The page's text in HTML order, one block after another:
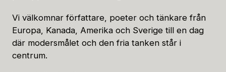
Vi välkomnar författare, poeter och tänkare från
Europa, Kanada, Amerika och Sverige till en dag
där modersmålet och den fria tanken står i
centrum.